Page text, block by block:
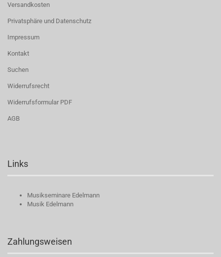
Versandkosten
Privatsphäre und Datenschutz
Impressum
Kontakt
Suchen
Widerrufsrecht
Widerrufsformular PDF
AGB
Links
Musikseminare Edelmann
Musik Edelmann
Zahlungsweisen